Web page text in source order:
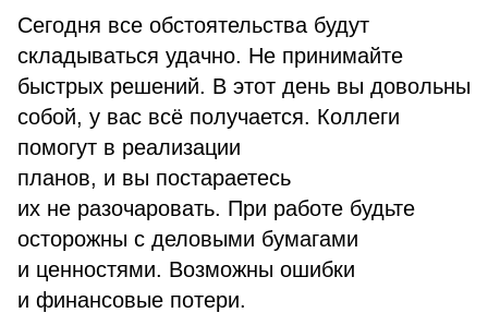
Сегодня все обстоятельства будут
складываться удачно. Не принимайте
быстрых решений. В этот день вы довольны
собой, у вас всё получается. Коллеги
помогут в реализации
планов, и вы постараетесь
их не разочаровать. При работе будьте
осторожны с деловыми бумагами
и ценностями. Возможны ошибки
и финансовые потери.